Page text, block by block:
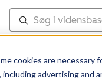
cookies are
advertising and